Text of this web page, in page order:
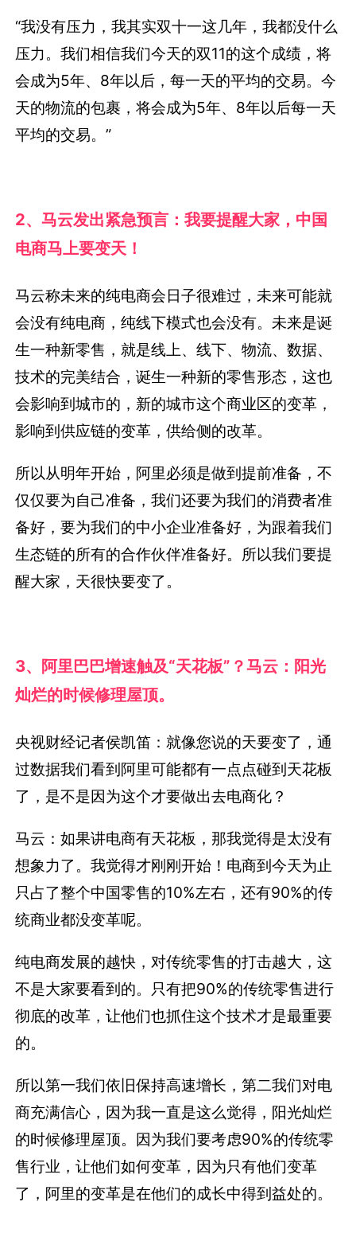
“我没有压力，我其实双十一这几年，我都没什么
压力。我们相信我们今天的双11的这个成绩，将
会成为5年、8年以后，每一天的平均的交易。今
天的物流的包裹，将会成为5年、8年以后每一天
平均的交易。”
2、马云发出紧急预言：我要提醒大家，中国
电商马上要变天！
马云称未来的纯电商会日子很难过，未来可能就
会没有纯电商，纯线下模式也会没有。未来是诞
生一种新零售，就是线上、线下、物流、数据、
技术的完美结合，诞生一种新的零售形态，这也
会影响到城市的，新的城市这个商业区的变革，
影响到供应链的变革，供给侧的改革。
所以从明年开始，阿里必须是做到提前准备，不
仅仅要为自己准备，我们还要为我们的消费者准
备好，要为我们的中小企业准备好，为跟着我们
生态链的所有的合作伙伴准备好。所以我们要提
醒大家，天很快要变了。
3、阿里巴巴增速触及“天花板”？马云：阳光
灿烂的时候修理屋顶。
央视财经记者侯凯笛：就像您说的天要变了，通
过数据我们看到阿里可能都有一点点碰到天花板
了，是不是因为这个才要做出去电商化？
马云：如果讲电商有天花板，那我觉得是太没有
想象力了。我觉得才刚刚开始！电商到今天为止
只占了整个中国零售的10%左右，还有90%的传
统商业都没变革呢。
纯电商发展的越快，对传统零售的打击越大，这
不是大家要看到的。只有把90%的传统零售进行
彻底的改革，让他们也抓住这个技术才是最重要
的。
所以第一我们依旧保持高速增长，第二我们对电
商充满信心，因为我一直是这么觉得，阳光灿烂
的时候修理屋顶。因为我们要考虑90%的传统零
售行业，让他们如何变革，因为只有他们变革
了，阿里的变革是在他们的成长中得到益处的。